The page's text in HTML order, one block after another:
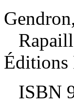
Éditions
ISBN